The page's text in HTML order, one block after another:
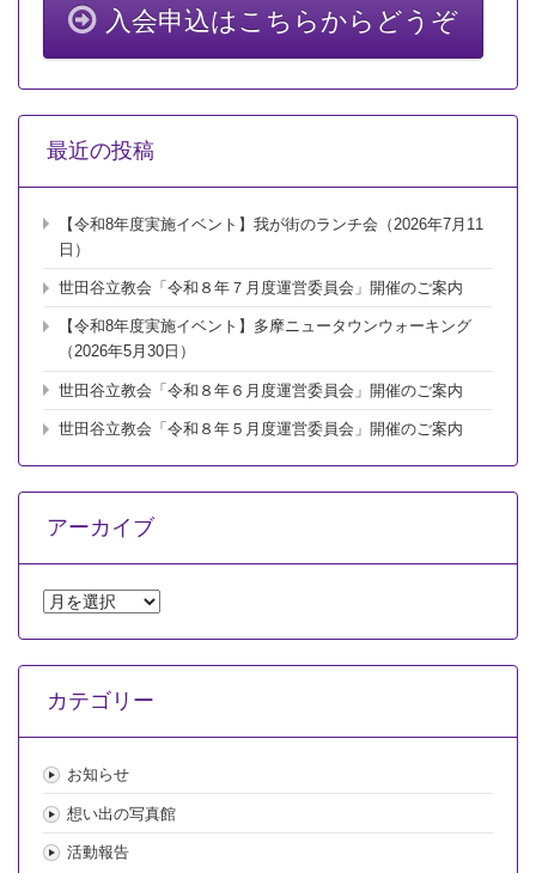
度
運
会」
案
は
入会申込はこちらからどうぞ
最近の投稿
【令和8年度実施イベント】我が街のランチ会（2026年7月11
日）
世田谷立教会「令和８年７月度運営委員会」開催のご案内
【令和8年度実施イベント】多摩ニュータウンウォーキング
（2026年5月30日）
世田谷立教会「令和８年６月度運営委員会」開催のご案内
世田谷立教会「令和８年５月度運営委員会」開催のご案内
アーカイブ
ア
ブ
カテゴリー
お知らせ
想い出の写真館
活動報告